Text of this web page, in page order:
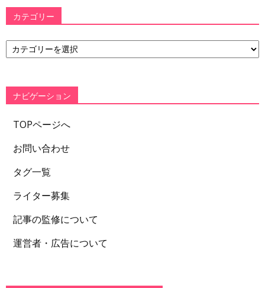
カテゴリー
カ
テ
ー
ナビゲーション
TOPページへ
お問い合わせ
タグ一覧
ライター募集
記事の監修について
運営者・広告について